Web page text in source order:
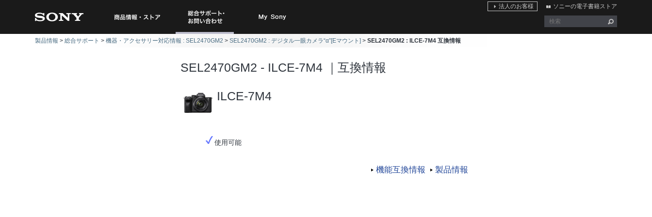
商品情報・ストア
総合サポート・お
My Sony
法人のお客様 ソニーの電子書籍ストア
製品情報 総合サポート 機器・アクセサリー対応情報 : SEL2470GM2 SEL2470GM2 : デジタル一眼カメラ“α”[Eマウント] SEL2470GM2 : ILCE-7M4 互換情報
SEL2470GM2 - ILCE-7M4 ｜互換情報
ILCE-7M4
使用可能
機能互換情報 製品情報